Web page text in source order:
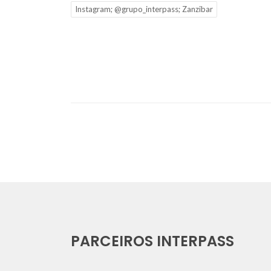
Instagram; @grupo_interpass; Zanzibar
PARCEIROS INTERPASS